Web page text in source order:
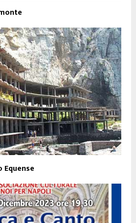
Equense